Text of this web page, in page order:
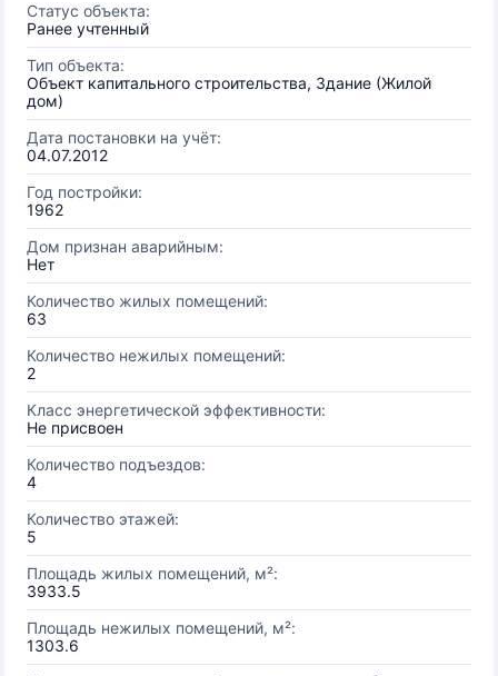
Статус объекта:
Ранее учтенный
Тип объекта:
Объект капитального строительства, Здание (Жилой
дом)
Дата постановки на учёт:
04.07.2012
Год постройки:
1962
Дом признан аварийным:
Нет
Количество жилых помещений:
63
Количество нежилых помещений:
2
Класс энергетической эффективности:
Не присвоен
Количество подъездов:
4
Количество этажей:
5
Площадь жилых помещений, м²:
3933.5
Площадь нежилых помещений, м²:
1303.6